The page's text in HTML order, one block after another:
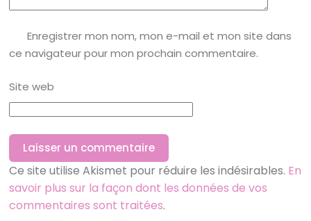
Enregistrer mon nom, mon e-mail et mon site dans
ce navigateur pour mon prochain commentaire.
Site web
Laisser un commentaire
Ce site utilise Akismet pour réduire les indésirables. En
savoir plus sur la façon dont les données de vos
commentaires sont traitées.